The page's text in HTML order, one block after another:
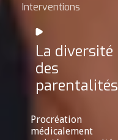
Interventions
La diversité
des
parentalités
Procréation
médicalement